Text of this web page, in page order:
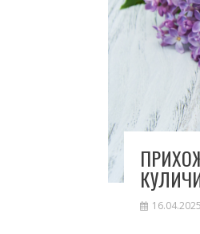
16.04.2025